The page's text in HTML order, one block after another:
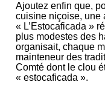
Ajoutez enfin que,
cuisine niçoise, une
« L’Estocaficada »
plus modestes des
organisait, chaque
mainteneur des
Comté dont le clou
« estocaficada ».